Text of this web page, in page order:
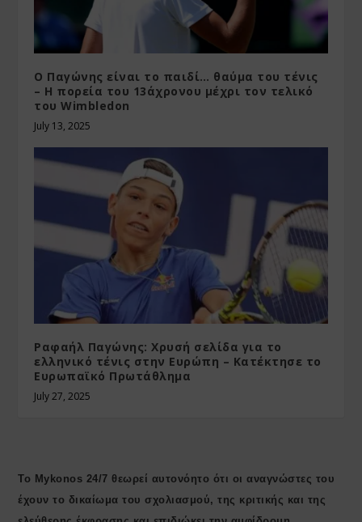
Ο Παγώνης είναι το παιδί… θαύμα του τένις
– H πορεία του 13άχρονου μέχρι τον τελικό
του Wimbledon
July 13, 2025
Ραφαήλ Παγώνης: Χρυσή σελίδα για το
ελληνικό τένις στην Ευρώπη – Κατέκτησε το
Ευρωπαϊκό Πρωτάθλημα
July 27, 2025
Το Mykonos 24/7 θεωρεί αυτονόητο ότι οι αναγνώστες του
έχουν το δικαίωμα του σχολιασμού, της κριτικής και της